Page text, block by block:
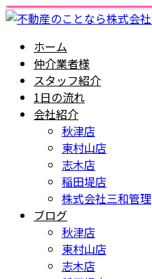
ホーム
仲介業者様
スタッフ紹介
1日の流れ
会社紹介
秋津店
東村山店
志木店
稲田堤店
株式会社三和管理
ブログ
秋津店
東村山店
志木店